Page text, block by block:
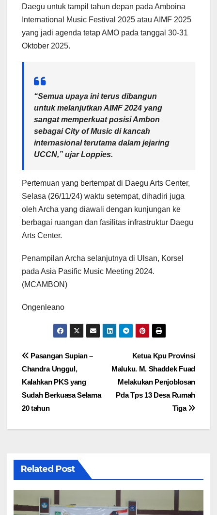
Daegu untuk tampil tahun depan pada Amboina
International Music Festival 2025 atau AIMF 2025
yang jadi agenda tetap AMO pada tanggal 30-31
Oktober 2025.
“Semua upaya ini terus dibangun
untuk melanjutkan AIMF 2024 yang
sangat memperkuat posisi Ambon
sebagai City of Music di kancah
internasional terutama dalam jejaring
UCCN,” ujar Loppies.
Pertemuan yang bertempat di Daegu Arts Center,
Selasa (26/11/24) waktu setempat, dihadiri juga
oleh Archa yang diawali dengan kunjungan ke
berbagai ruangan dan fasilitas infrastruktur Daegu
Arts Center.
Penampilan Archa selanjutnya di Ulsan, Korsel
pada Asia Pasific Music Meeting 2024.
(MCAMBON)
Ongenleano
Navigasi
pos
Ketua Kpu Provinsi
Maluku. M. Shaddek Fuad
Melakukan Penjoblosan
Pda Tps 13 Desa Rumah
Tiga
Pasangan Supian –
Chandra Unggul,
Kalahkan PKS yang
Sudah Berkuasa Selama
20 tahun
Related Post